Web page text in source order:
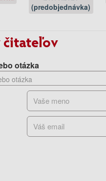
(predobjednávka)
čitateľov
otázka